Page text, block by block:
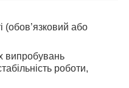
(обов’язковий або
випробувань
роботи,